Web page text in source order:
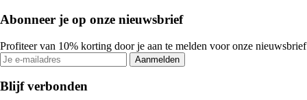
Abonneer je op onze nieuwsbrief
Profiteer van 10% korting door je aan te melden voor onze nieuwsbrief
Aanmelden
Blijf verbonden